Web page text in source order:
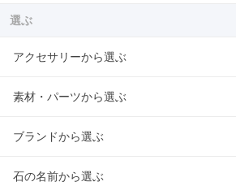
選ぶ
アクセサリーから選ぶ
素材・パーツから選ぶ
ブランドから選ぶ
石の名前から選ぶ